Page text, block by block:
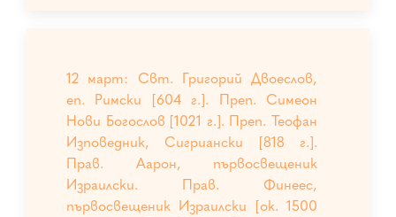
12 март: Свт. Григорий Двоеслов,
еп. Римски [604 г.]. Преп. Симеон
Нови Богослов [1021 г.]. Преп. Теофан
Изповедник, Сигриански [818 г.].
Прав. Аарон, първосвещеник
Израилски. Прав. Финеес,
първосвещеник Израилски [ок. 1500